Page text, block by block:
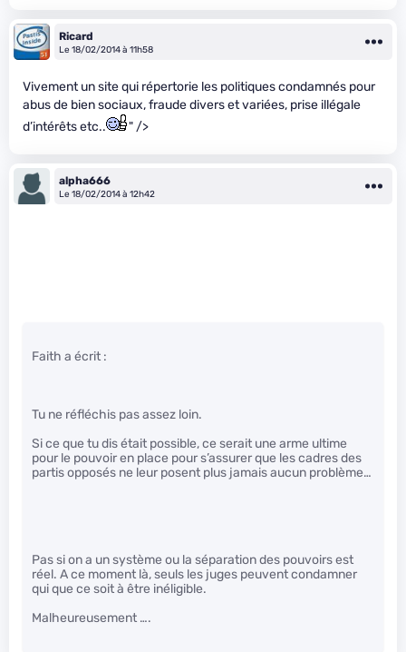
Ricard
Le 18/02/2014 à 11h58
Vivement un site qui répertorie les politiques condamnés pour
abus de bien sociaux, fraude divers et variées, prise illégale
d’intérêts etc..
" />
alpha666
Le 18/02/2014 à 12h42
Faith a écrit :
Tu ne réfléchis pas assez loin.
Si ce que tu dis était possible, ce serait une arme ultime
pour le pouvoir en place pour s’assurer que les cadres des
partis opposés ne leur posent plus jamais aucun problème…
Pas si on a un système ou la séparation des pouvoirs est
réel. A ce moment là, seuls les juges peuvent condamner
qui que ce soit à être inéligible.
Malheureusement ….